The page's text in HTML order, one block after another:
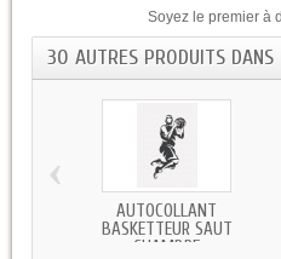
Soyez le premier à
30 AUTRES PRODUITS
AUTOCOLLANT
BASKETTEUR SAUT
CHAMBRE
‹